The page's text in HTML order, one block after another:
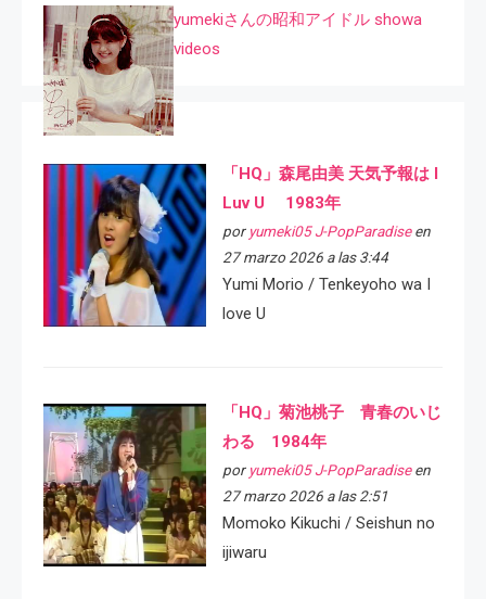
yumekiさんの昭和アイドル showa
videos
「HQ」森尾由美 天気予報は I
Luv U 1983年
por yumeki05 J-PopParadiseen
27 marzo 2026 a las 3:44
Yumi Morio / Tenkeyoho wa I
love U
「HQ」菊池桃子 青春のいじ
わる 1984年
por yumeki05 J-PopParadiseen
27 marzo 2026 a las 2:51
Momoko Kikuchi / Seishun no
ijiwaru